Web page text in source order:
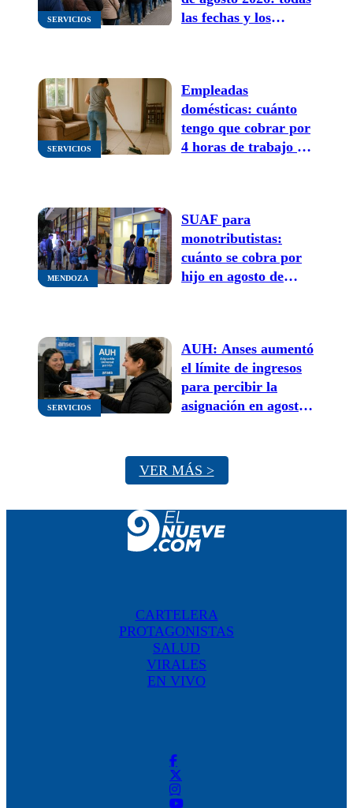
SERVICIOS
las fechas y los
SERVICIOS
Empleadas
domésticas: cuánto
tengo que cobrar por
4 horas de trabajo en
MENDOZA
SUAF para
monotributistas:
cuánto se cobra por
hijo en agosto de
SERVICIOS
AUH: Anses aumentó
el límite de ingresos
para percibir la
asignación en agosto
VER MÁS >
CARTELERA
PROTAGONISTAS
SALUD
VIRALES
EN VIVO